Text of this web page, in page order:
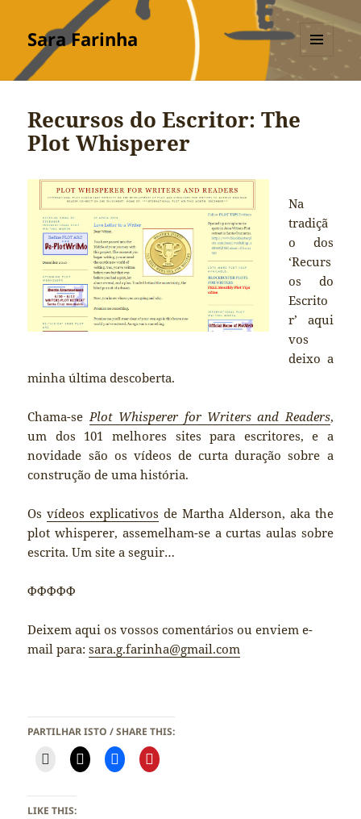
Sara Farinha
MENU
Recursos do Escritor: The
Plot Whisperer
Na
tradiçã
o dos
‘Recurs
os do
Escrito
r’ aqui
vos
deixo a
minha última descoberta.
Chama-sePlot Whisperer for Writers and Readers,
um dos 101 melhores sites para escritores, e a
novidade são os vídeos de curta duração sobre a
construção de uma história.
Osvídeos explicativos de Martha Alderson, aka the
plot whisperer, assemelham-se a curtas aulas sobre
escrita. Um site a seguir…
ΦΦΦΦΦ
Deixem aqui os vossos comentários ou enviem e-
mail para:sara.g.farinha@gmail.com
PARTILHAR ISTO / SHARE THIS:
LIKE THIS: